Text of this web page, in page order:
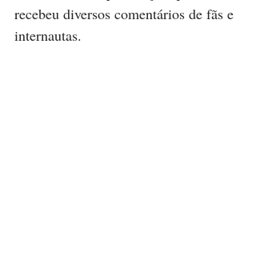
recebeu diversos comentários de fãs e
internautas.